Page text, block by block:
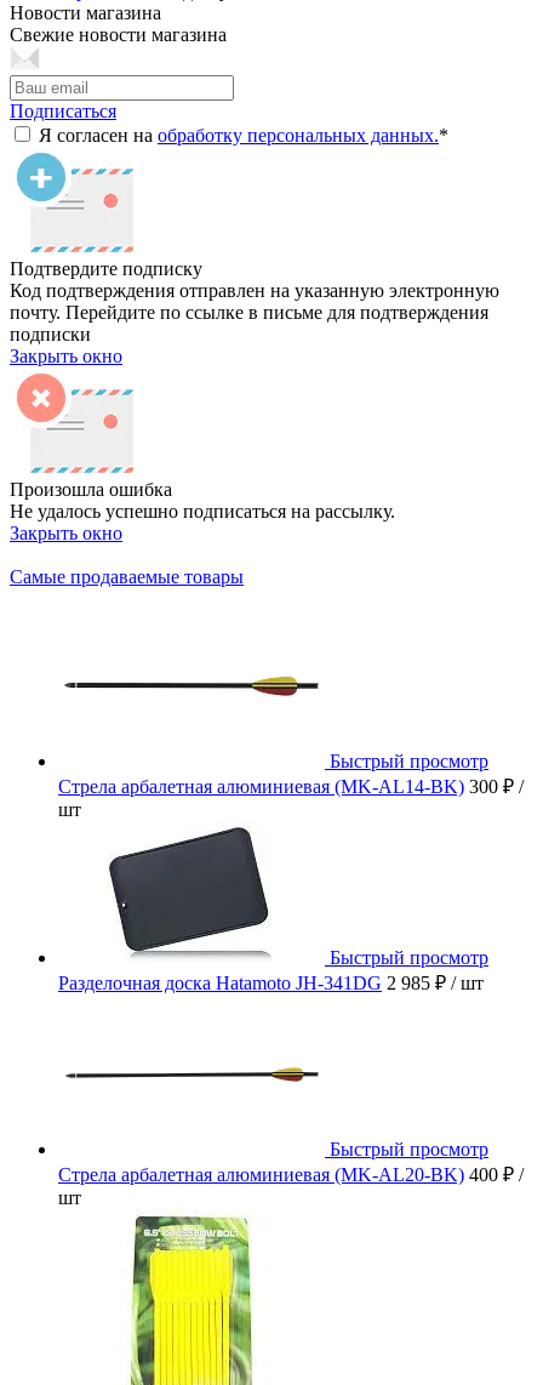
Новости магазина
Свежие новости магазина
Подписаться
Я согласен на обработку персональных данных.*
Подтвердите подписку
Код подтверждения отправлен на указанную электронную
почту. Перейдите по ссылке в письме для подтверждения
подписки
Закрыть окно
Произошла ошибка
Не удалось успешно подписаться на рассылку.
Закрыть окно
Самые продаваемые товары
Быстрый просмотр
Стрела арбалетная алюминиевая (MK-AL14-BK) 300 ₽ /
шт
Быстрый просмотр
Разделочная доска Hatamoto JH-341DG 2 985 ₽ / шт
Быстрый просмотр
Стрела арбалетная алюминиевая (MK-AL20-BK) 400 ₽ /
шт